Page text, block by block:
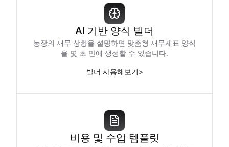
AI 기반 양식 빌더
농장의 재무 상황을 설명하면 맞춤형 재무제표 양식
을 몇 초 만에 생성할 수 있습니다.
빌더 사용해보기>
비용 및 수입 템플릿